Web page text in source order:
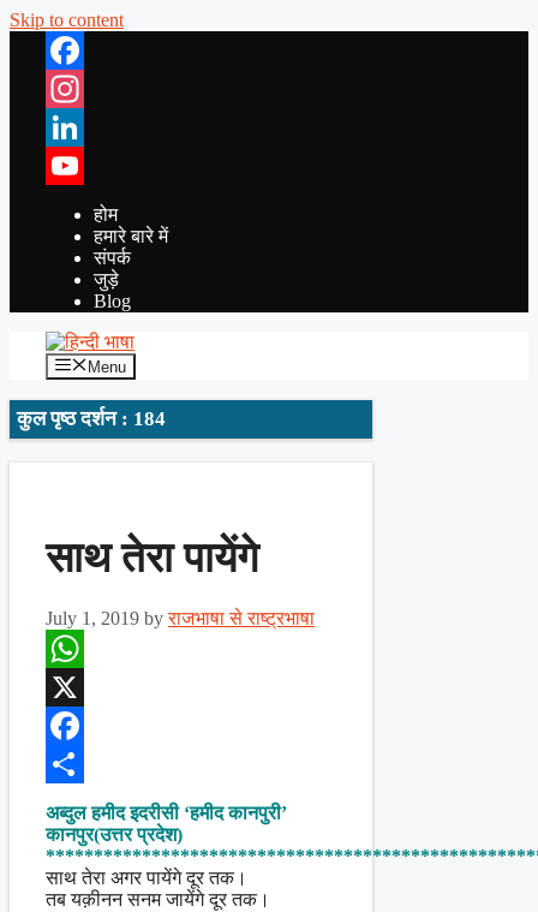
Skip to content
Facebook
Instagram
LinkedIn
YouTube
होम
हमारे बारे में
संपर्क
जुड़े
Blog
Menu
कुल पृष्ठ दर्शन : 184
साथ तेरा पायेंगे
July 1, 2019 byराजभाषा से राष्ट्रभाषा
WhatsApp
X
Facebook
Share
अब्दुल हमीद इदरीसी ‘हमीद कानपुरी’
कानपुर(उत्तर प्रदेश)
साथ तेरा अगर पायेंगे दूर तक।
तब यक़ीनन सनम जायेंगे दूर तक।